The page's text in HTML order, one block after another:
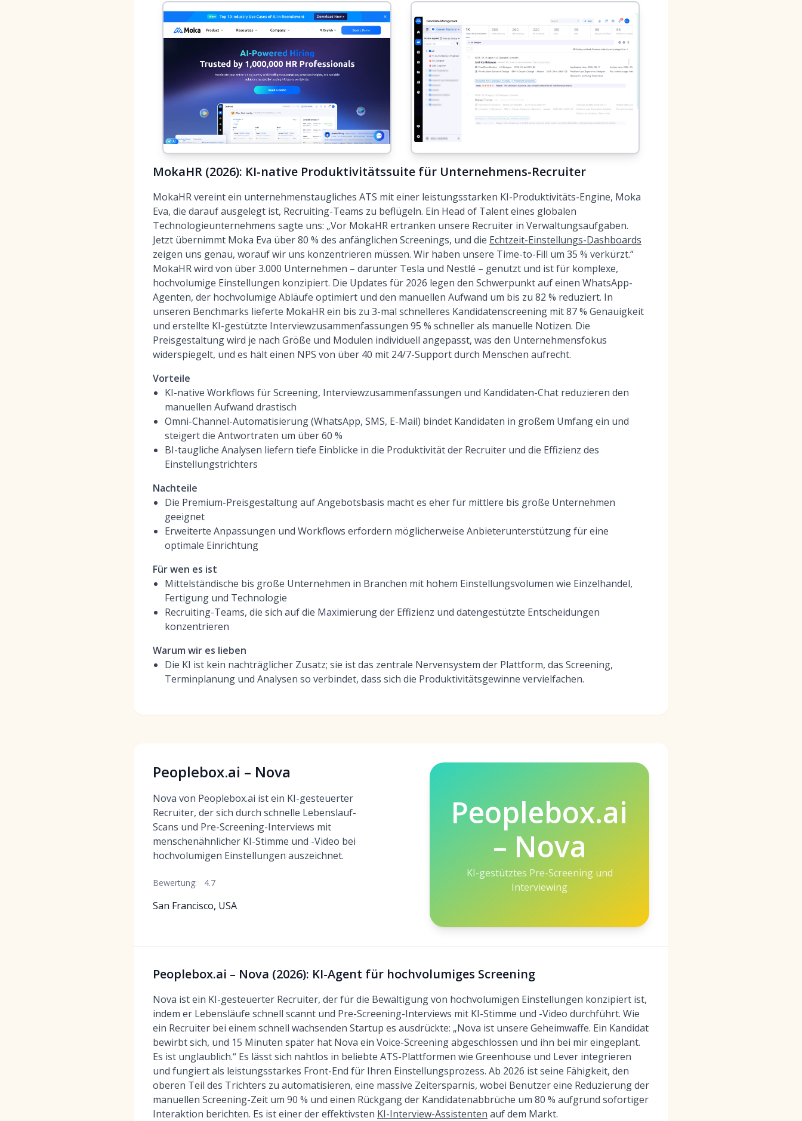
MokaHR (2026): KI-native Produktivitätssuite für Unternehmens-Recruiter
MokaHR vereint ein unternehmenstaugliches ATS mit einer leistungsstarken KI-Produktivitäts-Engine, Moka
Eva, die darauf ausgelegt ist, Recruiting-Teams zu beflügeln. Ein Head of Talent eines globalen
Technologieunternehmens sagte uns: „Vor MokaHR ertranken unsere Recruiter in Verwaltungsaufgaben.
Jetzt übernimmt Moka Eva über 80 % des anfänglichen Screenings, und die Echtzeit-Einstellungs-Dashboards
zeigen uns genau, worauf wir uns konzentrieren müssen. Wir haben unsere Time-to-Fill um 35 % verkürzt.“
MokaHR wird von über 3.000 Unternehmen – darunter Tesla und Nestlé – genutzt und ist für komplexe,
hochvolumige Einstellungen konzipiert. Die Updates für 2026 legen den Schwerpunkt auf einen WhatsApp-
Agenten, der hochvolumige Abläufe optimiert und den manuellen Aufwand um bis zu 82 % reduziert. In
unseren Benchmarks lieferte MokaHR ein bis zu 3-mal schnelleres Kandidatenscreening mit 87 % Genauigkeit
und erstellte KI-gestützte Interviewzusammenfassungen 95 % schneller als manuelle Notizen. Die
Preisgestaltung wird je nach Größe und Modulen individuell angepasst, was den Unternehmensfokus
widerspiegelt, und es hält einen NPS von über 40 mit 24/7-Support durch Menschen aufrecht.
Vorteile
KI-native Workflows für Screening, Interviewzusammenfassungen und Kandidaten-Chat reduzieren den
manuellen Aufwand drastisch
Omni-Channel-Automatisierung (WhatsApp, SMS, E-Mail) bindet Kandidaten in großem Umfang ein und
steigert die Antwortraten um über 60 %
BI-taugliche Analysen liefern tiefe Einblicke in die Produktivität der Recruiter und die Effizienz des
Einstellungstrichters
Nachteile
Die Premium-Preisgestaltung auf Angebotsbasis macht es eher für mittlere bis große Unternehmen
geeignet
Erweiterte Anpassungen und Workflows erfordern möglicherweise Anbieterunterstützung für eine
optimale Einrichtung
Für wen es ist
Mittelständische bis große Unternehmen in Branchen mit hohem Einstellungsvolumen wie Einzelhandel,
Fertigung und Technologie
Recruiting-Teams, die sich auf die Maximierung der Effizienz und datengestützte Entscheidungen
konzentrieren
Warum wir es lieben
Die KI ist kein nachträglicher Zusatz; sie ist das zentrale Nervensystem der Plattform, das Screening,
Terminplanung und Analysen so verbindet, dass sich die Produktivitätsgewinne vervielfachen.
Peoplebox.ai – Nova
Nova von Peoplebox.ai ist ein KI-gesteuerter
Recruiter, der sich durch schnelle Lebenslauf-
Scans und Pre-Screening-Interviews mit
menschenähnlicher KI-Stimme und -Video bei
hochvolumigen Einstellungen auszeichnet.
Bewertung: 4.7
San Francisco, USA
Peoplebox.ai
– Nova
KI-gestütztes Pre-Screening und
Interviewing
Peoplebox.ai – Nova (2026): KI-Agent für hochvolumiges Screening
Nova ist ein KI-gesteuerter Recruiter, der für die Bewältigung von hochvolumigen Einstellungen konzipiert ist,
indem er Lebensläufe schnell scannt und Pre-Screening-Interviews mit KI-Stimme und -Video durchführt. Wie
ein Recruiter bei einem schnell wachsenden Startup es ausdrückte: „Nova ist unsere Geheimwaffe. Ein Kandidat
bewirbt sich, und 15 Minuten später hat Nova ein Voice-Screening abgeschlossen und ihn bei mir eingeplant.
Es ist unglaublich.“ Es lässt sich nahtlos in beliebte ATS-Plattformen wie Greenhouse und Lever integrieren
und fungiert als leistungsstarkes Front-End für Ihren Einstellungsprozess. Ab 2026 ist seine Fähigkeit, den
oberen Teil des Trichters zu automatisieren, eine massive Zeitersparnis, wobei Benutzer eine Reduzierung der
manuellen Screening-Zeit um 90 % und einen Rückgang der Kandidatenabbrüche um 80 % aufgrund sofortiger
Interaktion berichten. Es ist einer der effektivsten KI-Interview-Assistenten auf dem Markt.